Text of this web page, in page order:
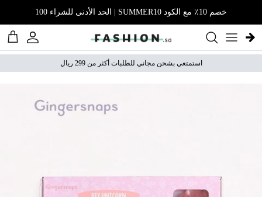
خصم 10٪ مع الكود SUMMER10 | الحد الأدنى للشراء 100
الحساب
استمتعي بشحن مجاني للطلبات أكثر من 299 ريال